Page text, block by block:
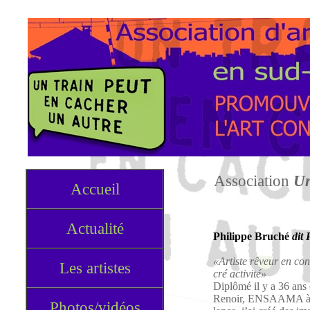
Accueil
Actualité
Les artistes
Association
Philippe Bruchédit
«Artiste rêveur en
cré activité»
Diplômé il y a 36 ans
Renoir, ENSAAMA à